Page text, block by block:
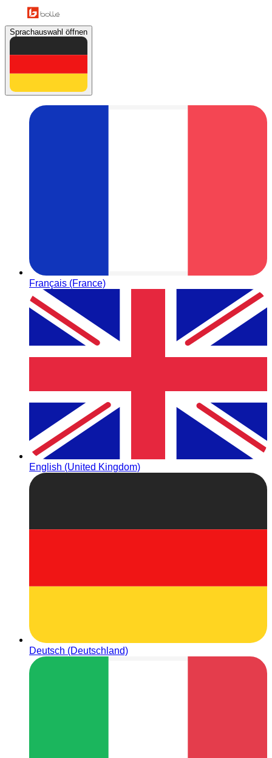
Sprachauswahl öffnen
Français (France)
English (United Kingdom)
Deutsch (Deutschland)